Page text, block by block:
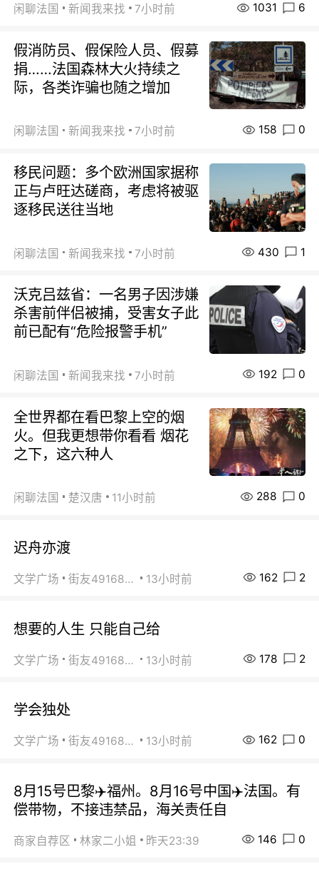
闲聊法国 新闻我来找 7小时前 1031 6
假消防员、假保险人员、假募
捐……法国森林大火持续之
际，各类诈骗也随之增加
闲聊法国 新闻我来找 7小时前 158 0
移民问题：多个欧洲国家据称
正与卢旺达磋商，考虑将被驱
逐移民送往当地
闲聊法国 新闻我来找 7小时前 430 1
沃克吕兹省：一名男子因涉嫌
杀害前伴侣被捕，受害女子此
前已配有“危险报警手机”
闲聊法国 新闻我来找 7小时前 192 0
全世界都在看巴黎上空的烟
火。但我更想带你看看 烟花
之下，这六种人
闲聊法国 楚汉唐 11小时前 288 0
迟舟亦渡
文学广场 街友49168527 13小时前 162 2
想要的人生 只能自己给
文学广场 街友49168527 13小时前 178 2
学会独处
文学广场 街友49168527 13小时前 162 0
8月15号巴黎✈️福州。8月16号中国✈️法国。有
偿带物，不接违禁品，海关责任自
商家自荐区 林家二小姐 昨天23:39 146 0